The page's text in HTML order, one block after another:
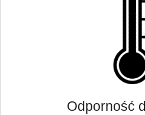
Odporność